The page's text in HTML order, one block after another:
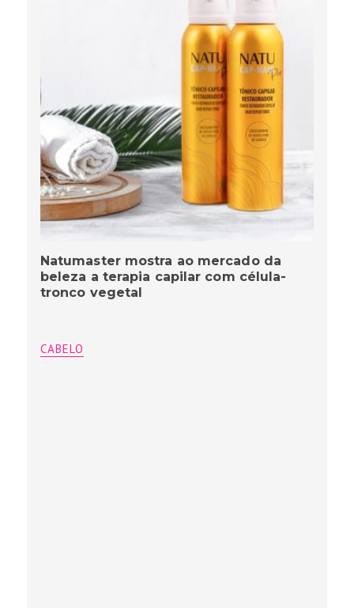
Natumaster mostra ao mercado da
beleza a terapia capilar com célula-
tronco vegetal
CABELO